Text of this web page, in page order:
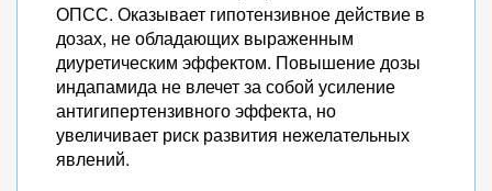
ОПСС. Оказывает гипотензивное действие в
дозах, не обладающих выраженным
диуретическим эффектом. Повышение дозы
индапамида не влечет за собой усиление
антигипертензивного эффекта, но
увеличивает риск развития нежелательных
явлений.